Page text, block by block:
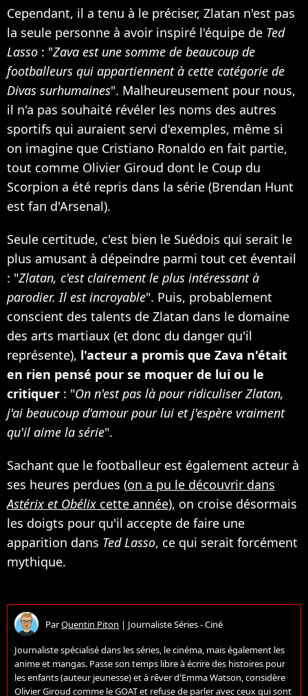
Cependant, il a tenu à le préciser, Zlatan n'est pas
la seule personne à avoir inspiré l'équipe de Ted
Lasso : "Zava est une somme de beaucoup de
footballeurs qui appartiennent à cette catégorie de
Divas surhumaines". Malheureusement pour nous,
il n'a pas souhaité révéler les noms des autres
sportifs qui auraient servi d'exemples, même si
on imagine que Cristiano Ronaldo en fait partie,
tout comme Olivier Giroud dont le Coup du
Scorpion a été repris dans la série (Brendan Hunt
est fan d'Arsenal).
Seule certitude, c'est bien le Suédois qui serait le
plus amusant à dépeindre parmi tout cet éventail
: "Zlatan, c'est clairement le plus intéressant à
parodier. Il est incroyable". Puis, probablement
conscient des talents de Zlatan dans le domaine
des arts martiaux (et donc du danger qu'il
représente), l'acteur a promis que Zava n'était
en rien pensé pour se moquer de lui ou le
critiquer : "On n'est pas là pour ridiculiser Zlatan,
j'ai beaucoup d'amour pour lui et j'espère vraiment
qu'il aime la série".
Sachant que le footballeur est également acteur à
ses heures perdues (on a pu le découvrir dans
Astérix et Obélix cette année), on croise désormais
les doigts pour qu'il accepte de faire une
apparition dans Ted Lasso, ce qui serait forcément
mythique.
ParQuentin Piton | Journaliste Séries - Ciné
Journaliste spécialisé dans les séries, le cinéma, mais également les
anime et mangas. Passe son temps libre à écrire des histoires pour
les enfants (auteur jeunesse) et à rêver d'Emma Watson, considère
Olivier Giroud comme le GOAT et refuse de parler avec ceux qui sont